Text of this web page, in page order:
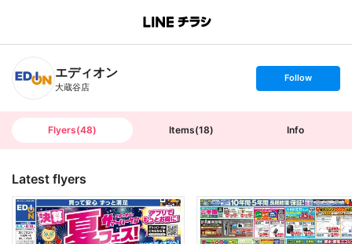
B
n
c
h
T
エディオン
大蔵谷店
s
t
o
Follow
Flyers(48) Items(18) Info
Latest flyers